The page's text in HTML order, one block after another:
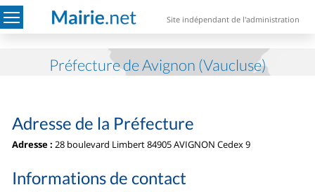
Site indépendant de l'administration
Préfecture de Avignon (Vaucluse)
Adresse de la Préfecture
Adresse : 28 boulevard Limbert84905 AVIGNON Cedex 9
Informations de contact